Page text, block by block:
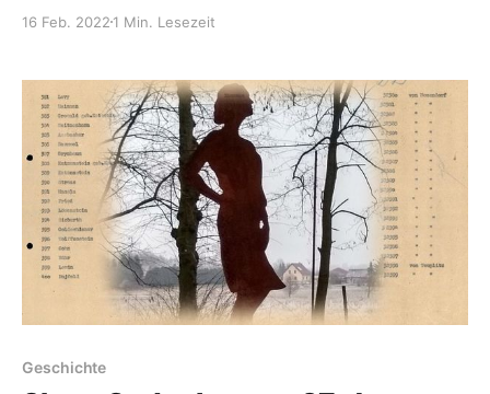
16 Feb. 2022 1 Min. Lesezeit
Geschichte